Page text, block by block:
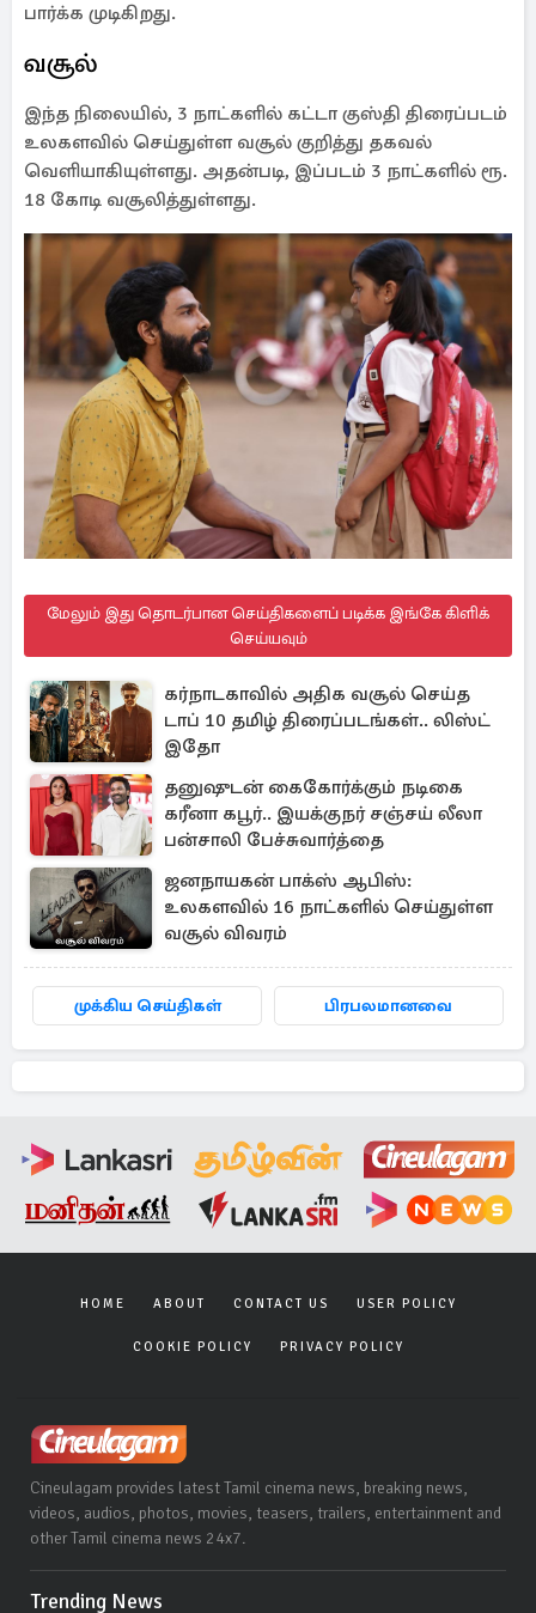
பார்க்க முடிகிறது.
வசூல்
இந்த நிலையில், 3 நாட்களில் கட்டா குஸ்தி திரைப்படம்
உலகளவில் செய்துள்ள வசூல் குறித்து தகவல்
வெளியாகியுள்ளது. அதன்படி, இப்படம் 3 நாட்களில் ரூ.
18 கோடி வசூலித்துள்ளது.
மேலும் இது தொடர்பான செய்திகளைப் படிக்க இங்கே கிளிக்
செய்யவும்
கர்நாடகாவில் அதிக வசூல் செய்த
டாப் 10 தமிழ் திரைப்படங்கள்.. லிஸ்ட்
இதோ
தனுஷுடன் கைகோர்க்கும் நடிகை
கரீனா கபூர்.. இயக்குநர் சஞ்சய் லீலா
பன்சாலி பேச்சுவார்த்தை
ஜனநாயகன் பாக்ஸ் ஆபிஸ்:
உலகளவில் 16 நாட்களில் செய்துள்ள
வசூல் விவரம்
முக்கிய செய்திகள் பிரபலமானவை
HOME ABOUT CONTACT US USER POLICY
COOKIE POLICY PRIVACY POLICY
Cineulagam provides latest Tamil cinema news, breaking news,
videos, audios, photos, movies, teasers, trailers, entertainment and
other Tamil cinema news 24x7.
Trending News